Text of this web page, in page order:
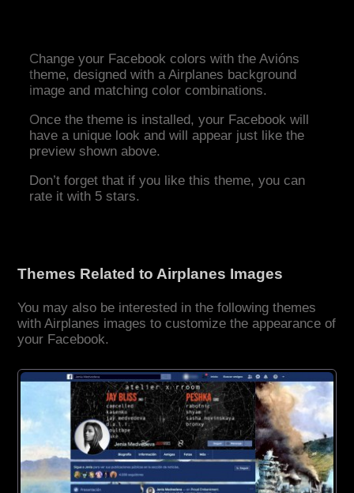
Change your Facebook colors with the Avións
theme, designed with a Airplanes background
image and matching color combinations.
Once the theme is installed, your Facebook will
have a unique look and will appear just like the
preview shown above.
Don’t forget that if you like this theme, you can
rate it with 5 stars.
Themes Related to Airplanes Images
You may also be interested in the following themes
with Airplanes images to customize the appearance of
your Facebook.